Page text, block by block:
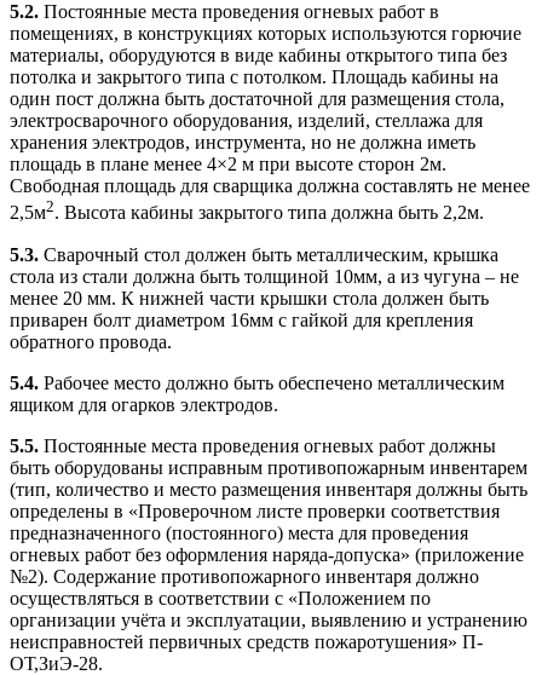
5.2. Постоянные места проведения огневых работ в
помещениях, в конструкциях которых используются горючие
материалы, оборудуются в виде кабины открытого типа без
потолка и закрытого типа с потолком. Площадь кабины на
один пост должна быть достаточной для размещения стола,
электросварочного оборудования, изделий, стеллажа для
хранения электродов, инструмента, но не должна иметь
площадь в плане менее 4×2 м при высоте сторон 2м.
Свободная площадь для сварщика должна составлять не менее
2,5м2. Высота кабины закрытого типа должна быть 2,2м.
5.3. Сварочный стол должен быть металлическим, крышка
стола из стали должна быть толщиной 10мм, а из чугуна – не
менее 20 мм. К нижней части крышки стола должен быть
приварен болт диаметром 16мм с гайкой для крепления
обратного провода.
5.4. Рабочее место должно быть обеспечено металлическим
ящиком для огарков электродов.
5.5. Постоянные места проведения огневых работ должны
быть оборудованы исправным противопожарным инвентарем
(тип, количество и место размещения инвентаря должны быть
определены в «Проверочном листе проверки соответствия
предназначенного (постоянного) места для проведения
огневых работ без оформления наряда-допуска» (приложение
№2). Содержание противопожарного инвентаря должно
осуществляться в соответствии с «Положением по
организации учёта и эксплуатации, выявлению и устранению
неисправностей первичных средств пожаротушения» П-
ОТ,ЗиЭ-28.